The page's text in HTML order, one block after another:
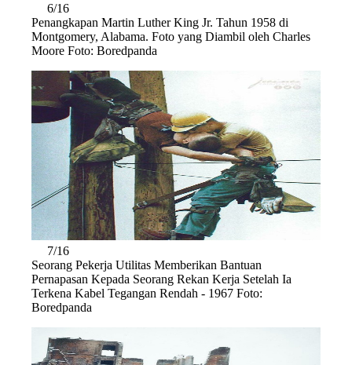
6/16
Penangkapan Martin Luther King Jr. Tahun 1958 di
Montgomery, Alabama. Foto yang Diambil oleh Charles
Moore Foto: Boredpanda
7/16
Seorang Pekerja Utilitas Memberikan Bantuan
Pernapasan Kepada Seorang Rekan Kerja Setelah Ia
Terkena Kabel Tegangan Rendah - 1967 Foto:
Boredpanda